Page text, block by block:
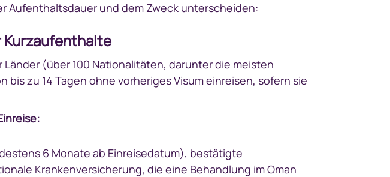
Aufenthaltsdauer und dem Zweck unterscheiden:
Kurzaufenthalte
(über 100 Nationalitäten, darunter die meisten
zu 14 Tagen ohne vorheriges Visum einreisen, sofern sie
6 Monate ab Einreisedatum), bestätigte
Krankenversicherung, die eine Behandlung im Oman